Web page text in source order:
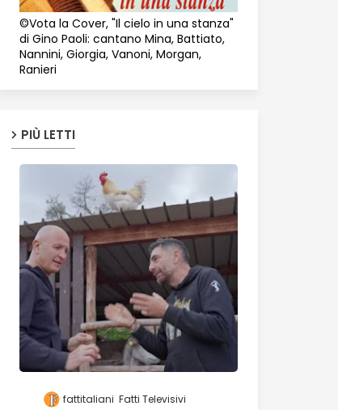
©Vota la Cover, "Il cielo in una stanza"
di Gino Paoli: cantano Mina, Battiato,
Nannini, Giorgia, Vanoni, Morgan,
Ranieri
PIÙ LETTI
fattitaliani Fatti Televisivi